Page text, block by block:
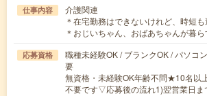
仕事内容
介護関連
＊在宅勤務はできないけれど、時短
＊おじいちゃん、おばあちゃんが暮
応募資格
職種未経験OK / ブランクOK / パソコ
要
無資格・未経験OK年齢不問★10名以
不要です▽応募後の流れ1)翌営業日